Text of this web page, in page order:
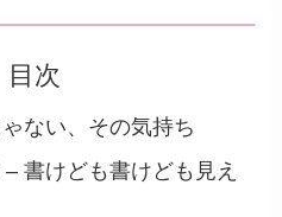
目次
ない、その気持ち
書けども書けども見え